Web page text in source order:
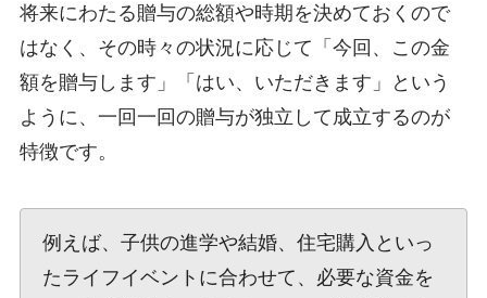
将来にわたる贈与の総額や時期を決めておくので
はなく、その時々の状況に応じて「今回、この金
額を贈与します」「はい、いただきます」という
ように、一回一回の贈与が独立して成立するのが
特徴です。
例えば、子供の進学や結婚、住宅購入といっ
たライフイベントに合わせて、必要な資金を